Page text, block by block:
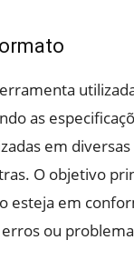
as
em
O objetivo
esteja em
ou